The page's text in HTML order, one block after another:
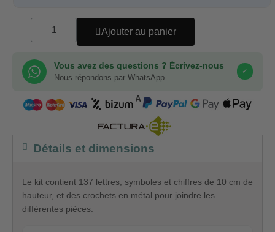
Ajouter au panier
Vous avez des questions ? Écrivez-nous
Nous répondons par WhatsApp
✓
COMPRA SEGURA
Détails et dimensions
Le kit contient 137 lettres, symboles et chiffres de 10 cm de
hauteur, et des crochets en métal pour joindre les
différentes pièces.